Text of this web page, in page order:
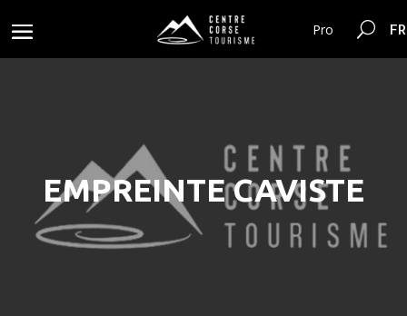
Pro
EMPREINTE CAVISTE